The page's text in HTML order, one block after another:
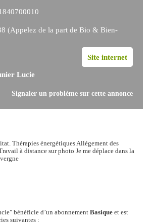
(Appelez de la part de Bio & Bien-
Site internet
Lucie
Signaler un problème sur cette annonce
Thérapies énergétiques Allégement des
à distance sur photo Je me déplace dans la
bénéficie d’un abonnement Basique et est
suivantes :